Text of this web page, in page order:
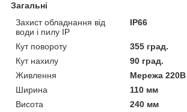
Загальні
Захист обладнання від
води і пилу IP
IP66
Кут повороту
355 град.
Кут нахилу
90 град.
Живлення
Мережа 220В
Ширина
110 мм
Висота
240 мм